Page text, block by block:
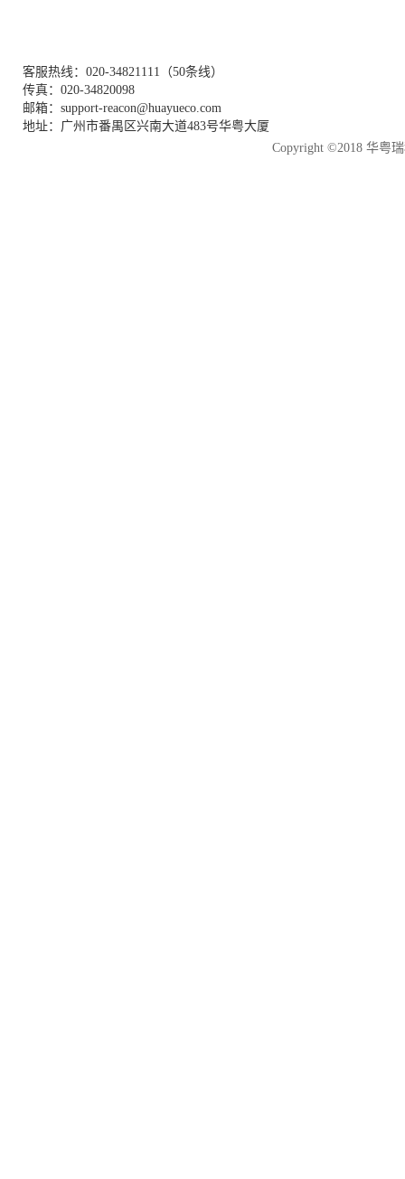
客服热线：020-34821111（50条线）
传真：020-34820098
邮箱：support-reacon@huayueco.com
地址：广州市番禺区兴南大道483号华粤大厦
Copyright ©2018 华粤